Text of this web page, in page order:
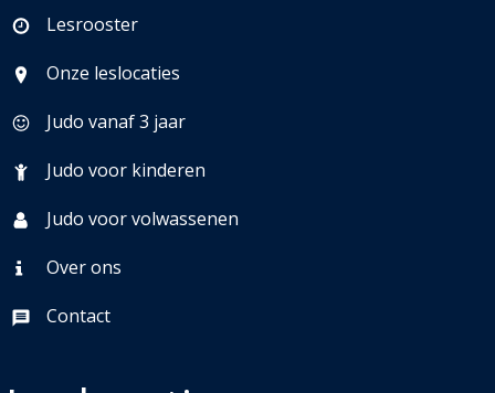
Lesrooster
Onze leslocaties
Judo vanaf 3 jaar
Judo voor kinderen
Judo voor volwassenen
Over ons
Contact